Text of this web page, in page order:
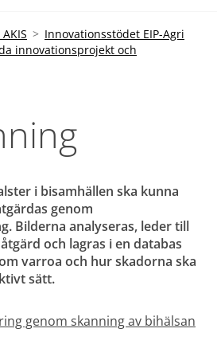
Innovationsstödet EIP-Agri
innovationsprojekt och
i bisamhällen ska kunna
genom
Bilderna analyseras, leder till
och lagras i en databas
varroa och hur skadorna ska
sätt.
genom skanning av bihälsan